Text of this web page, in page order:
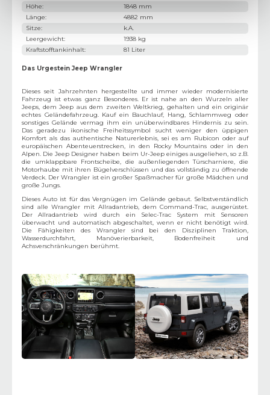
Höhe:
1848 mm
Länge:
4882 mm
Sitze:
k.A.
Leergewicht:
1938 kg
Kraftstofftankinhalt: 81 Liter
Das Urgestein Jeep Wrangler
Dieses seit Jahrzehnten hergestellte und immer wieder modernisierte
Fahrzeug ist etwas ganz Besonderes. Er ist nahe an den Wurzeln aller
Jeeps, dem Jeep aus dem zweiten Weltkrieg, gehalten und ein originär
echtes Geländefahrzeug. Kauf ein Bauchlauf, Hang, Schlammweg oder
sonstiges Gelände vermag ihm ein unüberwindbares Hindernis zu sein.
Das geradezu ikonische Freiheitssymbol sucht weniger den üppigen
Komfort als das authentische Naturerlebnis, sei es am Rubicon oder auf
europäischen Abenteuerstrecken, in den Rocky Mountains oder in den
Alpen. Die Jeep Designer haben beim Ur-Jeep einiges ausgeliehen, so z.B.
die umklappbare Frontscheibe, die außenliegenden Türscharniere, die
Motorhaube mit ihren Bügelverschlüssen und das vollständig zu öffnende
Verdeck. Der Wrangler ist ein großer Spaßmacher für große Mädchen und
große Jungs.
Dieses Auto ist für das Vergnügen im Gelände gebaut. Selbstverständlich
sind alle Wrangler mit Allradantrieb, dem Command-Trac, ausgerüstet.
Der Allradantrieb wird durch ein Selec-Trac System mit Sensoren
überwacht und automatisch abgeschaltet, wenn er nicht benötigt wird.
Die Fähigkeiten des Wrangler sind bei den Disziplinen Traktion,
Wasserdurchfahrt, Manöverierbarkeit, Bodenfreiheit und
Achsverschränkungen berühmt.